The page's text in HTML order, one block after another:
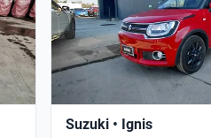
Suzuki • Ignis